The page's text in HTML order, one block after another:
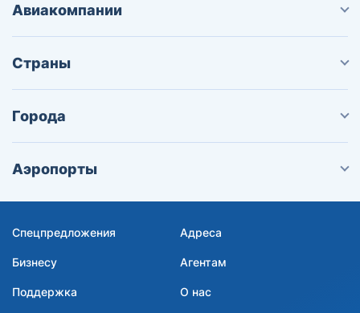
Авиакомпании
Страны
Города
Аэропорты
Спецпредложения Адреса
Бизнесу Агентам
Поддержка О нас